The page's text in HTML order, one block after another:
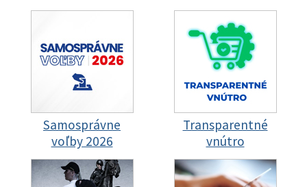
Samosprávne
voľby 2026
Transparentné
vnútro